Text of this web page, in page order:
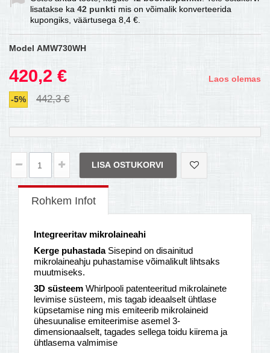
lisatakse ka 42 punkti mis on võimalik konverteerida
kupongiks, väärtusega 8,4 €
Model AMW730WH
420,2 €
-5% 442,3 €
Laos olemas
LISA OSTUKORVI
Rohkem Infot
Integreeritav mikrolaineahi
Kerge puhastadaSisepind on disainitud
mikrolaineahju puhastamise võimalikult lihtsaks
muutmiseks.
3D süsteem Whirlpooli patenteeritud mikrolainete
levimise süsteem, mis tagab ideaalselt ühtlase
küpsetamise ning mis emiteerib mikrolaineid
ühesuunalise emiteerimise asemel 3-
dimensionaalselt, tagades sellega toidu kiirema ja
ühtlasema valmimise